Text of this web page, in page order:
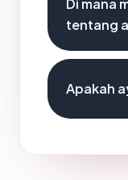
Di mana
tentang
Apakah